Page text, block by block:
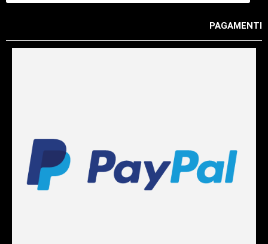
PAGAMENTI